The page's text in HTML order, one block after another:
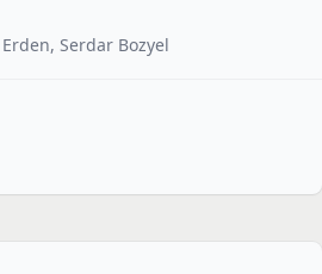
Serdar Bozyel